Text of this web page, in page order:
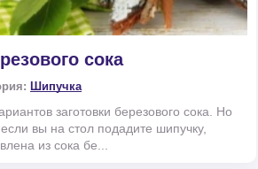
сока
Шипучка
заготовки березового сока. Но
вы на стол подадите шипучку,
из сока бе...